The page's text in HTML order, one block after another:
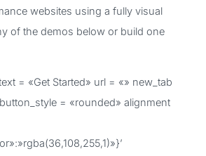
websites using a fully visual
of the demos below or build one
= «Get Started» url = «» new_tab
= «rounded» alignment